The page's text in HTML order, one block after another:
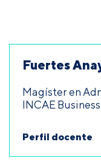
Fuertes
Magíster en
INCAE
Perfil docente